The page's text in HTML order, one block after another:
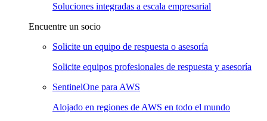
Soluciones integradas a escala empresarial
Encuentre un socio
Solicite un equipo de respuesta o asesoría
Solicite equipos profesionales de respuesta y asesoría
SentinelOne para AWS
Alojado en regiones de AWS en todo el mundo